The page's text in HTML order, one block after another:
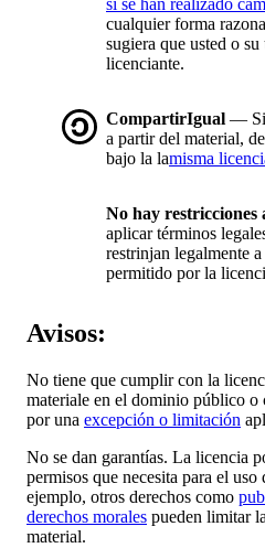
si se han realizado
cualquier forma
sugiera que usted o
licenciante.
CompartirIgual — Si
a partir del material,
bajo la lamisma
No hay restricciones
aplicar términos
restrinjan legalmente
permitido por la
Avisos:
No tiene que cumplir con la
materiale en el dominio público o
por una excepción o limitación
No se dan garantías. La licencia
permisos que necesita para el
ejemplo, otros derechos como
derechos morales pueden limitar
material.